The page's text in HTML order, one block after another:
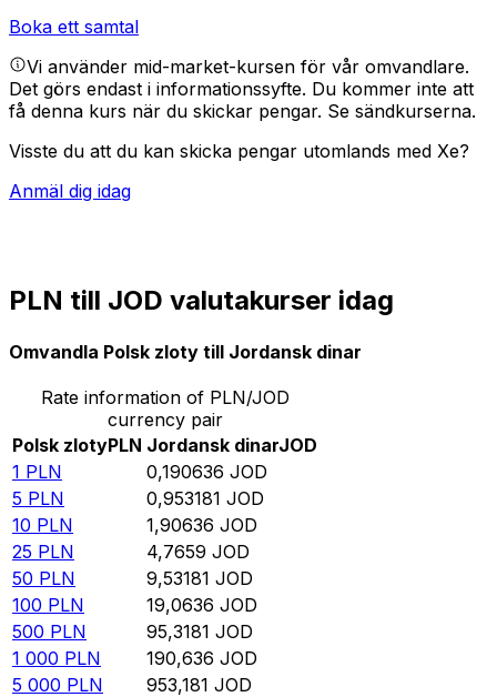
Boka ett samtal
Vi använder mid-market-kursen för vår omvandlare.
Det görs endast i informationssyfte. Du kommer inte att
få denna kurs när du skickar pengar. Se sändkurserna.
Visste du att du kan skicka pengar utomlands med Xe?
Anmäl dig idag
PLN till JOD valutakurser idag
Omvandla Polsk zloty till Jordansk dinar
Rate information of PLN/JOD
currency pair
Polsk zlotyPLN Jordansk dinarJOD
1 PLN 0,190636 JOD
5 PLN 0,953181 JOD
10 PLN 1,90636 JOD
25 PLN 4,7659 JOD
50 PLN 9,53181 JOD
100 PLN 19,0636 JOD
500 PLN 95,3181 JOD
1 000 PLN 190,636 JOD
5 000 PLN 953,181 JOD